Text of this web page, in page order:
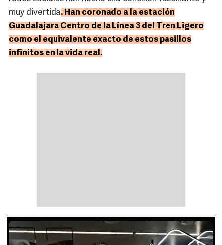
muy divertida. Han coronado a la estación
Guadalajara Centro de la Línea 3 del Tren Ligero
como el equivalente exacto de estos pasillos
infinitos en la vida real.